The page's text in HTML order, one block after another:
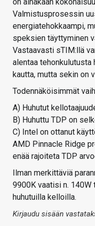
Valmistusprosessin
energiatehokkaampi,
speksien täyttyminen
Vastaavasti sTIM:llä
alentaa tehonkulutusta
kautta, mutta sekin on
Todennäköisimmät
A) Huhutut
B) Huhuttu TDP on
C) Intel on ottanut
AMD Pinnacle Ridge
enää rajoiteta TDP
Ilman merkittäviä
9900K vaatisi n.
huhutuilla kelloilla.
Kirjaudu sisään